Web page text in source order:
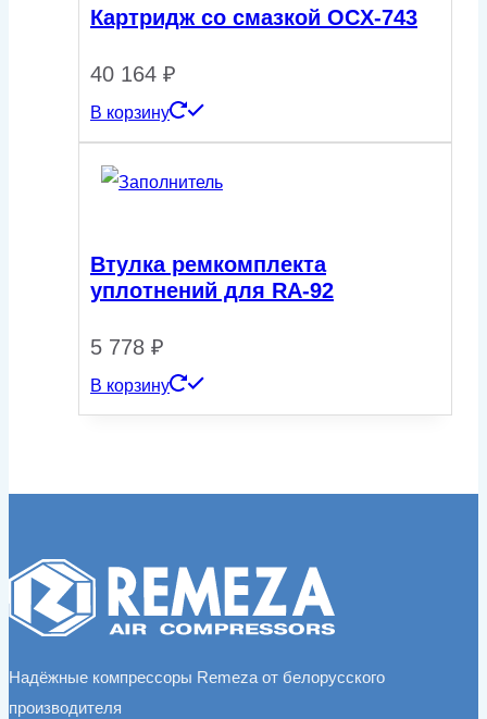
Картридж со смазкой OCX-743
40 164 ₽
В корзину
Втулка ремкомплекта
уплотнений для RA-92
5 778 ₽
В корзину
Надёжные компрессоры Remeza от белорусского
производителя